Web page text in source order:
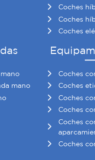
Coches
Coches
Coches
mano
Coches
Coches
Coches
Coches
Coches
Coches